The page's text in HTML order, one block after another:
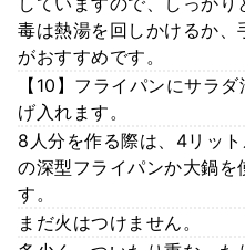
毒は熱湯を回しかけるか
がおすすめです。
【10】フライパンにサラ
げ入れます。
8人分を作る際は、4リッ
の深型フライパンか大鍋を
す。
まだ火はつけません。